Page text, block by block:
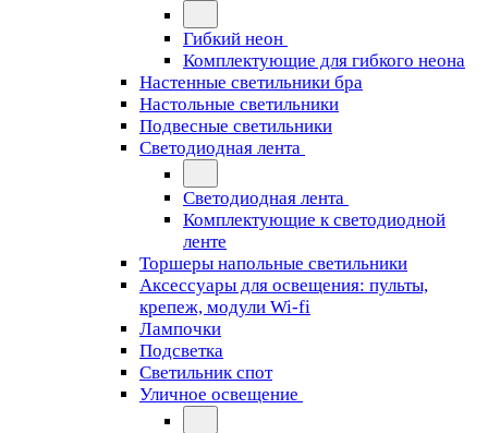
Гибкий неон
Комплектующие для гибкого неона
Настенные светильники бра
Настольные светильники
Подвесные светильники
Светодиодная лента
Светодиодная лента
Комплектующие к светодиодной
ленте
Торшеры напольные светильники
Аксессуары для освещения: пульты,
крепеж, модули Wi-fi
Лампочки
Подсветка
Светильник спот
Уличное освещение